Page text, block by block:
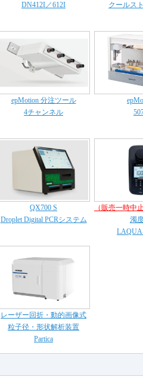
DN412I／612I
クールス
epMotion 分注ツール
4チャンネル
QX700 S
Droplet Digital PCRシステム
（販売一時中
濁
レーザー回折・動的画像式
粒子径・形状解析装置
Partica